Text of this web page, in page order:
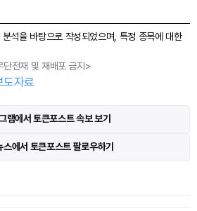
석을 바탕으로 작성되었으며, 특정 종목에 대한
전재 및 재배포 금지>
도자료
램에서 토큰포스트 속보 보기
스에서 토큰포스트 팔로우하기